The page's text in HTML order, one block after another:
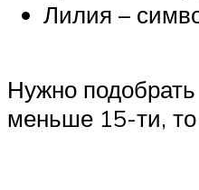
Лилия –
Нужно
меньше 15-ти, то